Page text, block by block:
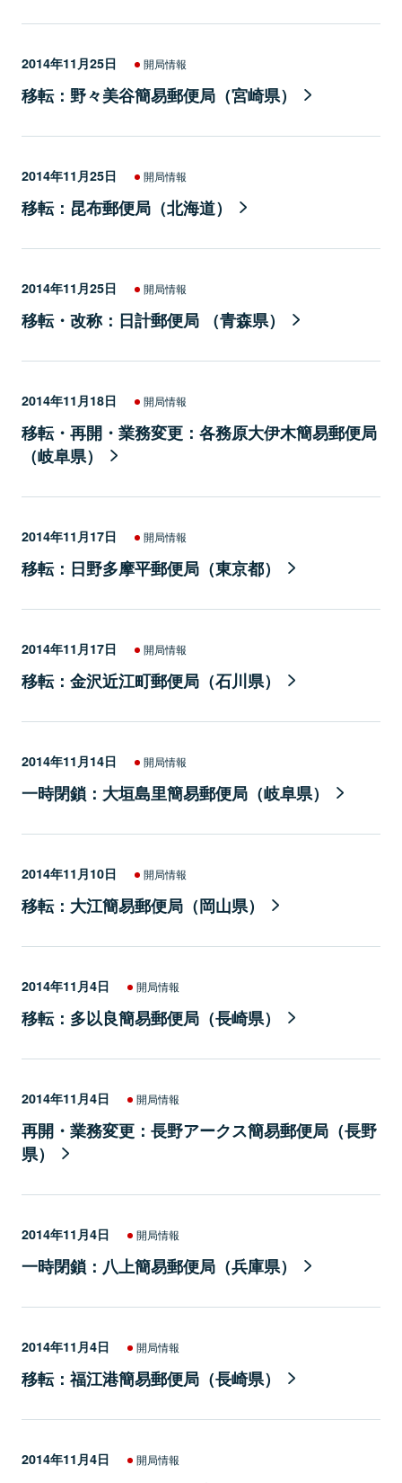
2014年11月25日 開局情報
移転：野々美谷簡易郵便局（宮崎県）
2014年11月25日 開局情報
移転：昆布郵便局（北海道）
2014年11月25日 開局情報
移転・改称：日計郵便局 （青森県）
2014年11月18日 開局情報
移転・再開・業務変更：各務原大伊木簡易郵便局
（岐阜県）
2014年11月17日 開局情報
移転：日野多摩平郵便局（東京都）
2014年11月17日 開局情報
移転：金沢近江町郵便局（石川県）
2014年11月14日 開局情報
一時閉鎖：大垣島里簡易郵便局（岐阜県）
2014年11月10日 開局情報
移転：大江簡易郵便局（岡山県）
2014年11月4日 開局情報
移転：多以良簡易郵便局（長崎県）
2014年11月4日 開局情報
再開・業務変更：長野アークス簡易郵便局（長野
県）
2014年11月4日 開局情報
一時閉鎖：八上簡易郵便局（兵庫県）
2014年11月4日 開局情報
移転：福江港簡易郵便局（長崎県）
2014年11月4日 開局情報